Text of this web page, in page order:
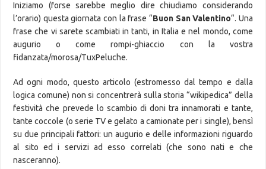
Iniziamo (forse sarebbe meglio dire chiudiamo considerando
l’orario) questa giornata con la frase “Buon San Valentino“. Una
frase che vi sarete scambiati in tanti, in Italia e nel mondo, come
augurio o come rompi-ghiaccio con la vostra
fidanzata/morosa/TuxPeluche.
Ad ogni modo, questo articolo (estromesso dal tempo e dalla
logica comune) non si concentrerà sulla storia “wikipedica” della
festività che prevede lo scambio di doni tra innamorati e tante,
tante coccole (o serie TV e gelato a camionate per i single), bensì
su due principali fattori: un augurio e delle informazioni riguardo
al sito ed i servizi ad esso correlati (che sono nati e che
nasceranno).